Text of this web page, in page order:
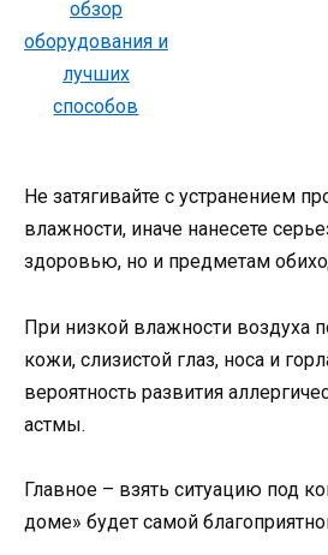
Не затягивайте с устранением
влажности, иначе нанесете
здоровью, но и предметам
При низкой влажности воздуха
кожи, слизистой глаз, носа и
вероятность развития
астмы.
Главное – взять ситуацию под
доме» будет самой